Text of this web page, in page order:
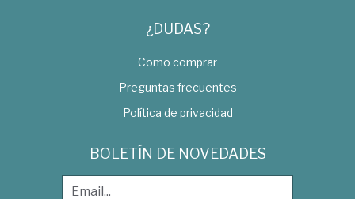
¿DUDAS?
Como comprar
Preguntas frecuentes
Política de privacidad
BOLETÍN DE NOVEDADES